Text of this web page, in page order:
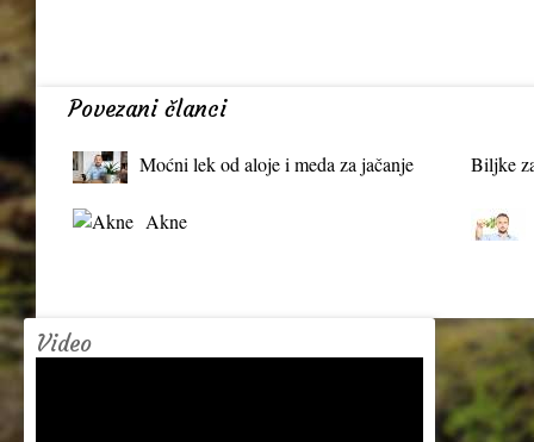
Povezani članci
Moćni lek od aloje i meda za jačanje
Biljke
Akne
Video